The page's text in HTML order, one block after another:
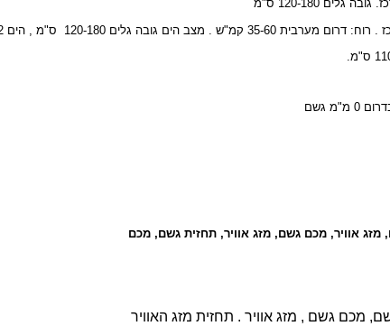
120-180 ס"מ
גובה גלים 120-180 ס"מ , הים 22 מעלות.
אוויר, מכם גשם, מזג אוויר, תחזית גשם, מכם
מכם גשם , מזג אוויר . תחזית מזג האוויר